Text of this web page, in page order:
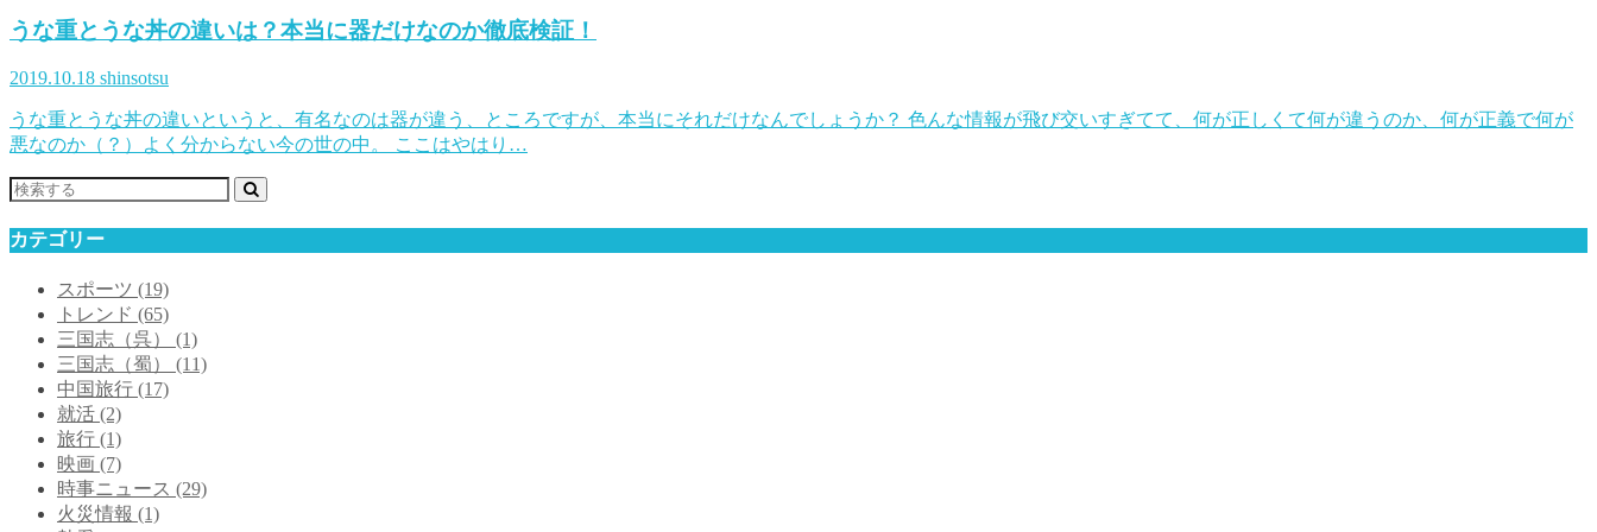
うな重とうな丼の違いは？本当に器だけなのか徹底検証！
2019.10.18 shinsotsu
うな重とうな丼の違いというと、有名なのは器が違う、ところですが、本当にそれだけなんでしょうか？ 色んな情報が飛び交いすぎてて、何が正しくて何が違うのか、何が正義で何が
悪なのか（？）よく分からない今の世の中。 ここはやはり…
カテゴリー
スポーツ (19)
トレンド (65)
三国志（呉） (1)
三国志（蜀） (11)
中国旅行 (17)
就活 (2)
旅行 (1)
映画 (7)
時事ニュース (29)
火災情報 (1)